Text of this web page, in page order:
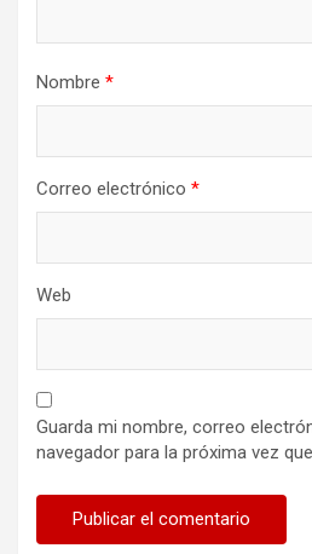
Nombre *
Correo electrónico *
Web
Guarda mi nombre, correo
navegador para la próxima vez